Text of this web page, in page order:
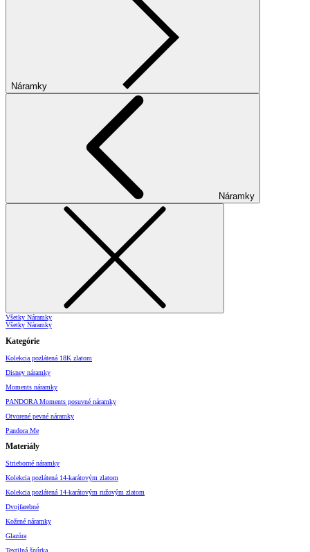
Náramky
Náramky
Všetky Náramky
Všetky Náramky
Kategórie
Kolekcia pozlátená 18K zlatom
Disney náramky
Moments náramky
PANDORA Moments posuvné náramky
Otvorené pevné náramky
Pandora Me
Materiály
Strieborné náramky
Kolekcia pozlátená 14-karátovým zlatom
Kolekcia pozlátená 14-karátovým ružovým zlatom
Dvojfarebné
Kožené náramky
Glazúra
Textilná šnúrka